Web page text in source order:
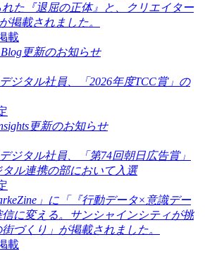
た『退屈の正体』と、クリエイター
掲載されました。
載
Blog更新のお知らせ
ジタル社員、「2026年度TCC賞」の
更新のお知らせ
ジタル社員、「第74回朝日広告賞」
ル連携の部において入選
」に「『行動データ×意識デー
に変える。サンシャインシティが挑
づくり」が掲載されました。
載